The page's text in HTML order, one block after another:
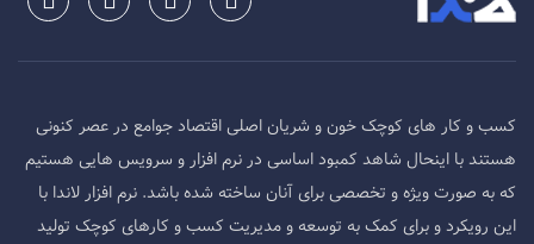
کسب و کار های کوچک خون و شریان اصلی اقتصاد جوامع در عصر کنونی
هستند با اینحال شاهد کمبود اساسی در نرم افزار و سرویس هایی هستیم
که به صورت ویژه و تخصصی برای آنان ساخته شده باشد. نرم افزار لاندا با
این رویکرد و برای کمک به توسعه و مدیریت کسب و کارهای کوچک تولید